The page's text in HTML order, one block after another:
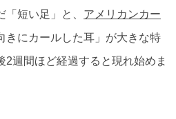
短い足」と、 アメリカンカー
きにカールした耳」が大きな特
2週間ほど経過すると現れ始めま